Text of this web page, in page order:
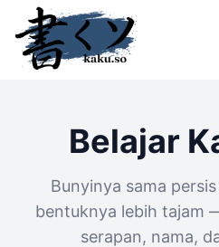
Belajar
Bunyinya sama
bentuknya lebih tajam
serapan, nama,